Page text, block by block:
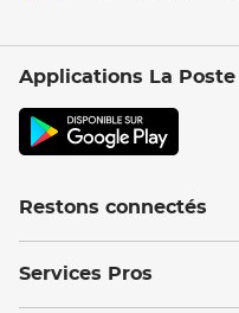
Applications La Poste
Restons connectés
Services Pros